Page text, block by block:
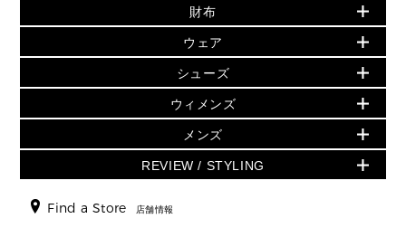
小物
シューズ・靴
ウェア
アクセサリー
時計
▶ メンズ
バッグ
追加アイテム
▶ ウィメンズすべて(ウェア・シューズ除く)
バッグ
財布・小物
ウェア
シューズ
時計・ジュエリー
アクセサリー
▶ すべて
▶ ウィメンズすべて
財布・小物
アクセサリー
フレグランス
シューズ
▶ メンズすべて
人気の定番アイテム
日本限定 - バッグ
▶ ウィメンズすべて
トートバッグ
ショルダーバッグ
クロスボディ・斜め掛け
トラベル
財布
日本限定 - 財布・小物
▶ ウィメンズすべて
GREENWICH
折り財布(二つ折り・三つ折り)
長財布
ウェア
▶ ウィメンズすべて
トップス
スカート・パンツ
ジャケット・アウター
▶ メンズすべて
シューズ
▶ ウィメンズすべて
サンダル
スニーカー
▶ メンズすべて
ウィメンズ
人気の定番アイテム
▶ ウィメンズすべて
メンズ
▶ メンズすべて
REVIEW / STYLING
Find a Store 店舗情報